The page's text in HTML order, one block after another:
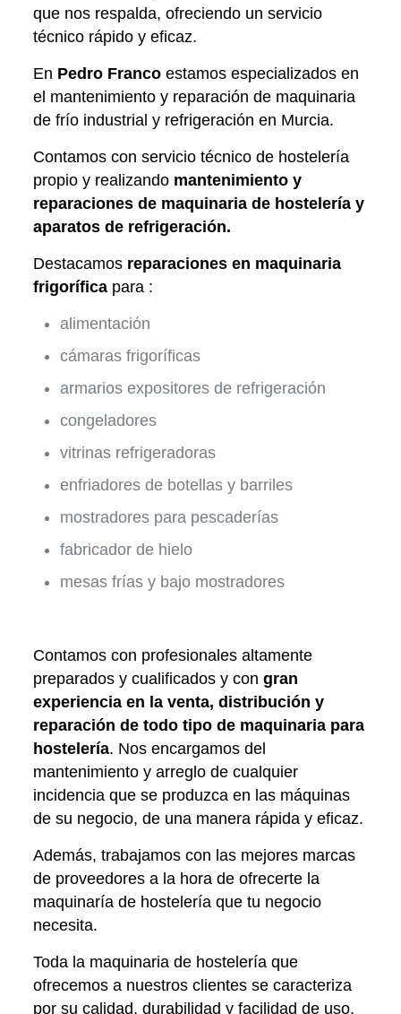
que nos respalda, ofreciendo un servicio
técnico rápido y eficaz.
En Pedro Francoestamos especializados en
el mantenimiento y reparación de maquinaria
de frío industrial y refrigeración en Murcia.
Contamos con servicio técnico de hostelería
propio y realizando mantenimiento y
reparaciones de maquinaria de hostelería y
aparatos de refrigeración.
Destacamos reparaciones en maquinaria
frigoríficapara :
alimentación
cámaras frigoríficas
armarios expositores de refrigeración
congeladores
vitrinas refrigeradoras
enfriadores de botellas y barriles
mostradores para pescaderías
fabricador de hielo
mesas frías y bajo mostradores
Contamos con profesionales altamente
preparados y cualificados y con gran
experiencia en la venta, distribución y
reparación de todo tipo de maquinaria para
hostelería. Nos encargamos del
mantenimiento y arreglo de cualquier
incidencia que se produzca en las máquinas
de su negocio, de una manera rápida y eficaz.
Además, trabajamos con las mejores marcas
de proveedores a la hora de ofrecerte la
maquinaría de hostelería que tu negocio
necesita.
Toda la maquinaria de hostelería que
ofrecemos a nuestros clientes se caracteriza
por su calidad, durabilidad y facilidad de uso.